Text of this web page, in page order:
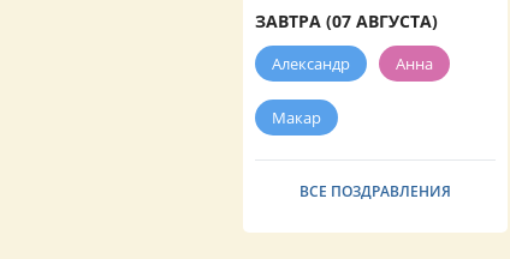
ЗАВТРА (07 АВГУСТА)
Александр Анна
Макар
ВСЕ ПОЗДРАВЛЕНИЯ